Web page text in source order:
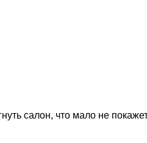
салон, что мало не